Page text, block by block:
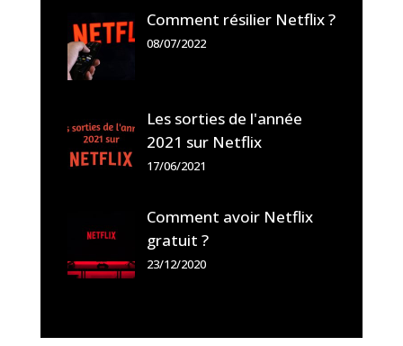
Comment résilier Netflix ?
08/07/2022
Les sorties de l'année
2021 sur Netflix
17/06/2021
Comment avoir Netflix
gratuit ?
23/12/2020